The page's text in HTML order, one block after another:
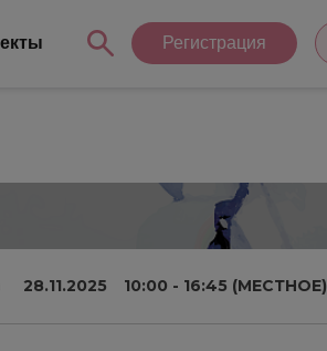
Регистрация
28.11.2025 10:00 - 16:45 (МЕСТНОЕ)